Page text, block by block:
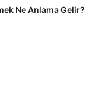
Ne Anlama Gelir?